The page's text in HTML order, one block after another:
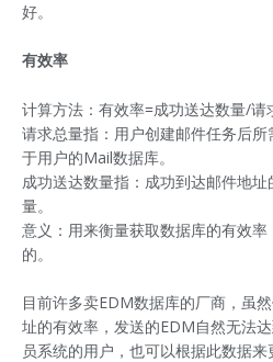
好。
有效率
计算方法：有效率=成功送达数量/
请求总量指：用户创建邮件任务后
于用户的Mail数据库。
成功送达数量指：成功到达邮件地
量。
意义：用来衡量获取数据库的有效
的。
目前许多卖EDM数据库的厂商，虽
址的有效率，发送的EDM自然无法
员系统的用户，也可以根据此数据